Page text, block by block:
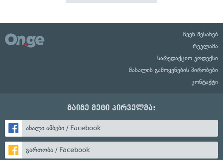
ჩვენ შესახებ
რეკლამა
სარედაქციო კოდექსი
მასალის გამოყენების პირობები
კონტაქტი
გაიგე მეტი პირველმა:
ახალი ამბები / Facebook
გართობა / Facebook